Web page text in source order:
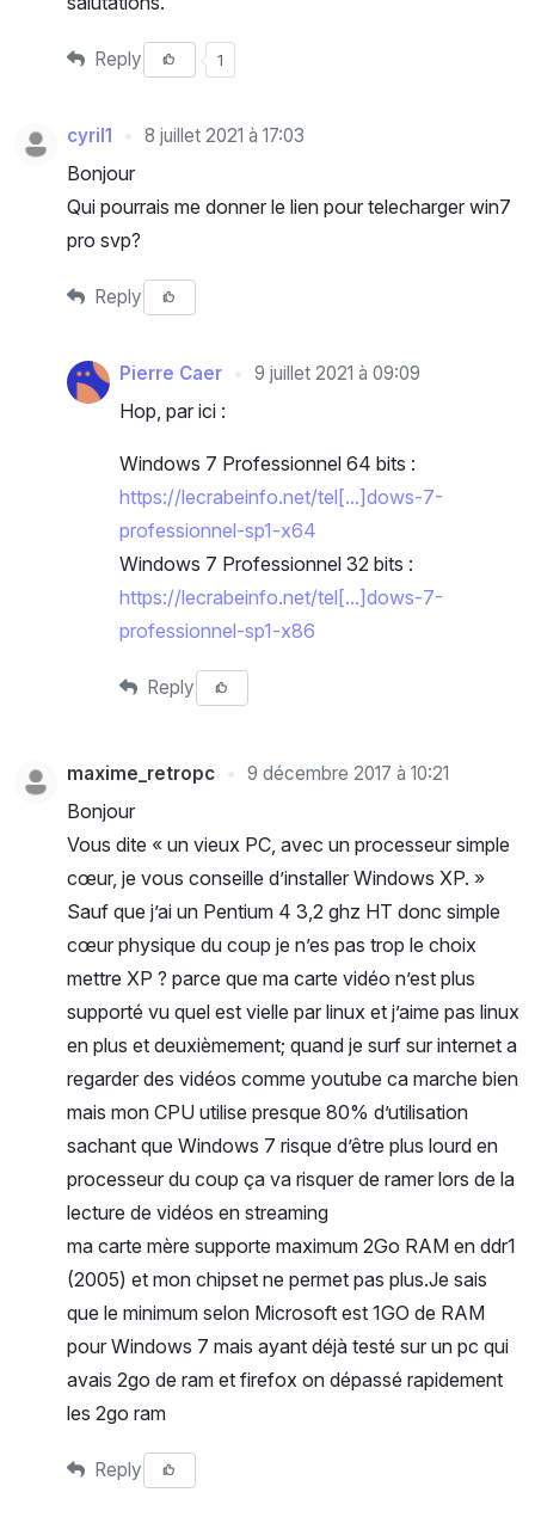
Reply 1
cyril1 8 juillet 2021 à 17:03
Bonjour
Qui pourrais me donner le lien pour telecharger win7
pro svp?
Reply
Pierre Caer 9 juillet 2021 à 09:09
Hop, par ici :
Windows 7 Professionnel 64 bits :
https://lecrabeinfo.net/tel[...]dows-7-
professionnel-sp1-x64
Windows 7 Professionnel 32 bits :
https://lecrabeinfo.net/tel[...]dows-7-
professionnel-sp1-x86
Reply
maxime_retropc 9 décembre 2017 à 10:21
Bonjour
Vous dite « un vieux PC, avec un processeur simple
cœur, je vous conseille d’installer Windows XP. »
Sauf que j’ai un Pentium 4 3,2 ghz HT donc simple
cœur physique du coup je n’es pas trop le choix
mettre XP ? parce que ma carte vidéo n’est plus
supporté vu quel est vielle par linux et j’aime pas linux
en plus et deuxièmement; quand je surf sur internet a
regarder des vidéos comme youtube ca marche bien
mais mon CPU utilise presque 80% d’utilisation
sachant que Windows 7 risque d’être plus lourd en
processeur du coup ça va risquer de ramer lors de la
lecture de vidéos en streaming
ma carte mère supporte maximum 2Go RAM en ddr1
(2005) et mon chipset ne permet pas plus.Je sais
que le minimum selon Microsoft est 1GO de RAM
pour Windows 7 mais ayant déjà testé sur un pc qui
avais 2go de ram et firefox on dépassé rapidement
les 2go ram
Reply